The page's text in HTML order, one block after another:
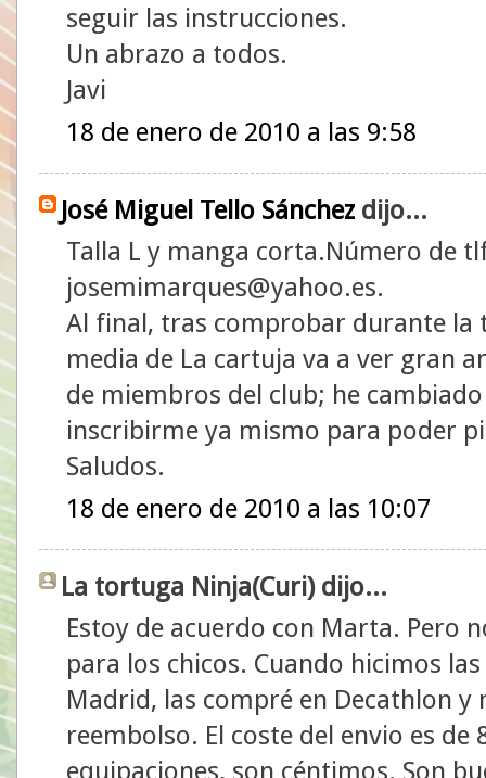
seguir las instrucciones.
Un abrazo a todos.
Javi
18 de enero de 2010 a las 9:58
José Miguel Tello Sánchez dijo...
Talla L y manga corta.Número de
josemimarques@yahoo.es.
Al final, tras comprobar durante la
media de La cartuja va a ver gran
de miembros del club; he
inscribirme ya mismo para poder
Saludos.
18 de enero de 2010 a las 10:07
La tortuga Ninja(Curi) dijo...
Estoy de acuerdo con Marta. Pero
para los chicos. Cuando hicimos
Madrid, las compré en Decathlon
reembolso. El coste del envio es
equipaciones, son céntimos. Son